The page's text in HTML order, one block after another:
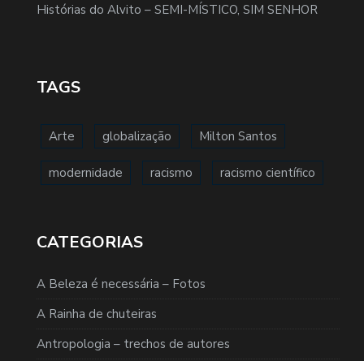
Histórias do Alvito – SEMI-MÍSTICO, SIM SENHOR
TAGS
Arte globalização Milton Santos
modernidade racismo racismo científico
CATEGORIAS
A Beleza é necessária – Fotos
A Rainha de chuteiras
Antropologia – trechos de autores